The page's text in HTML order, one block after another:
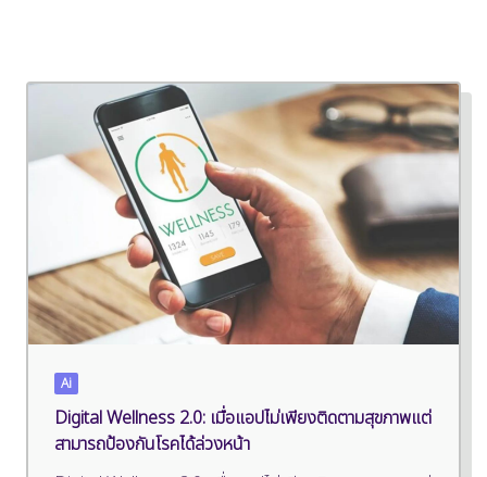
Ai
Digital Wellness 2.0: เมื่อแอปไม่เพียงติดตามสุขภาพแต่
สามารถป้องกันโรคได้ล่วงหน้า